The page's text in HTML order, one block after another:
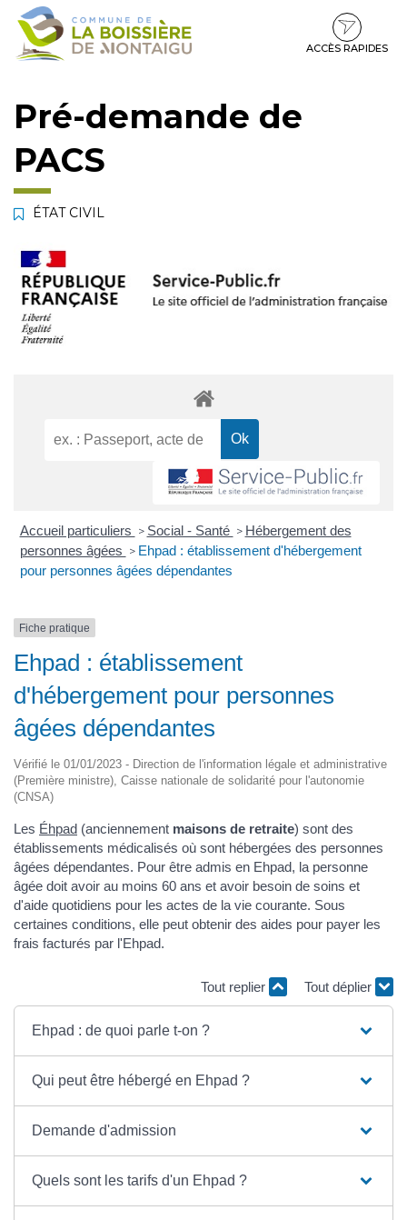
Gestion des traceurs
Aller
Aller
contenu
Aller
pied
ACCÈS RAPIDES
Pré-demande de
PACS
ÉTAT CIVIL
Accueil particuliers > Social - Santé > Hébergement des
personnes âgées > Ehpad : établissement d'hébergement
pour personnes âgées dépendantes
Fiche pratique
Ehpad : établissement
d'hébergement pour personnes
âgées dépendantes
Vérifié le 01/01/2023 - Direction de l'information légale et administrative
(Première ministre), Caisse nationale de solidarité pour l'autonomie
(CNSA)
Les Éhpad (anciennement maisons de retraite) sont des
établissements médicalisés où sont hébergées des personnes
âgées dépendantes. Pour être admis en Ehpad, la personne
âgée doit avoir au moins 60 ans et avoir besoin de soins et
d'aide quotidiens pour les actes de la vie courante. Sous
certaines conditions, elle peut obtenir des aides pour payer les
frais facturés par l'Ehpad.
Tout replier Tout déplier
Ehpad : de quoi parle t-on ?
Qui peut être hébergé en Ehpad ?
Demande d'admission
Quels sont les tarifs d'un Ehpad ?